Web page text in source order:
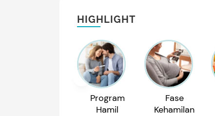
HIGHLIGHT
Program
Hamil
Fase
Kehamilan